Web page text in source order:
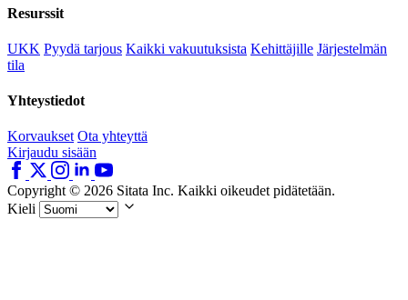
Resurssit
UKK Pyydä tarjous Kaikki vakuutuksista Kehittäjille Järjestelmän
tila
Yhteystiedot
Korvaukset Ota yhteyttä
Kirjaudu sisään
Copyright © 2026 Sitata Inc. Kaikki oikeudet pidätetään.
Kieli